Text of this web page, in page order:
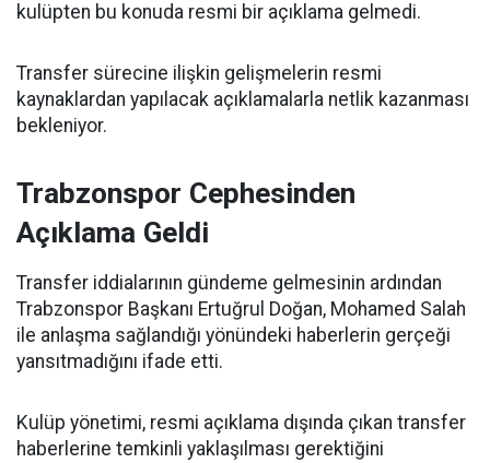
kulüpten bu konuda resmi bir açıklama gelmedi.
Transfer sürecine ilişkin gelişmelerin resmi
kaynaklardan yapılacak açıklamalarla netlik kazanması
bekleniyor.
Trabzonspor Cephesinden
Açıklama Geldi
Transfer iddialarının gündeme gelmesinin ardından
Trabzonspor Başkanı Ertuğrul Doğan, Mohamed Salah
ile anlaşma sağlandığı yönündeki haberlerin gerçeği
yansıtmadığını ifade etti.
Kulüp yönetimi, resmi açıklama dışında çıkan transfer
haberlerine temkinli yaklaşılması gerektiğini